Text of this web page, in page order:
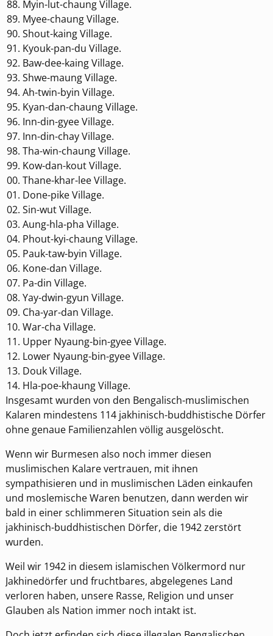
Myin-lut-chaung Village.
Myee-chaung Village.
Shout-kaing Village.
Kyouk-pan-du Village.
Baw-dee-kaing Village.
Shwe-maung Village.
Ah-twin-byin Village.
Kyan-dan-chaung Village.
Inn-din-gyee Village.
Inn-din-chay Village.
Tha-win-chaung Village.
Kow-dan-kout Village.
Thane-khar-lee Village.
Done-pike Village.
Sin-wut Village.
Aung-hla-pha Village.
Phout-kyi-chaung Village.
Pauk-taw-byin Village.
Kone-dan Village.
Pa-din Village.
Yay-dwin-gyun Village.
Cha-yar-dan Village.
War-cha Village.
Upper Nyaung-bin-gyee Village.
Lower Nyaung-bin-gyee Village.
Douk Village.
Hla-poe-khaung Village.
Insgesamt wurden von den Bengalisch-muslimischen
Kalaren mindestens 114 jakhinisch-buddhistische Dörfer
ohne genaue Familienzahlen völlig ausgelöscht.
Wenn wir Burmesen also noch immer diesen
muslimischen Kalare vertrauen, mit ihnen
sympathisieren und in muslimischen Läden einkaufen
und moslemische Waren benutzen, dann werden wir
bald in einer schlimmeren Situation sein als die
jakhinisch-buddhistischen Dörfer, die 1942 zerstört
wurden.
Weil wir 1942 in diesem islamischen Völkermord nur
Jakhinedörfer und fruchtbares, abgelegenes Land
verloren haben, unsere Rasse, Religion und unser
Glauben als Nation immer noch intakt ist.